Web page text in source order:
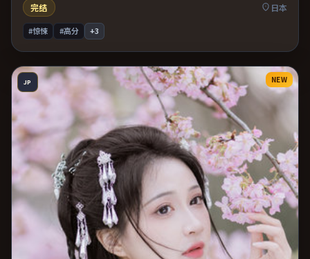
完结
日本
#惊悚 #高分 +3
JP NEW